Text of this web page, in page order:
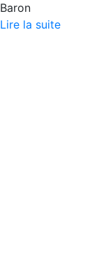
Baron
Lire la suite